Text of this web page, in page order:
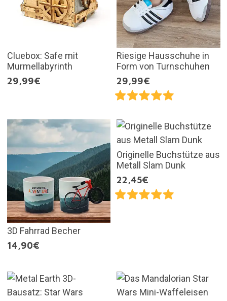
Cluebox: Safe mit
Murmellabyrinth
29,99€
Riesige Hausschuhe in
Form von Turnschuhen
29,99€
3D Fahrrad Becher
14,90€
Originelle Buchstütze aus
Metall Slam Dunk
22,45€